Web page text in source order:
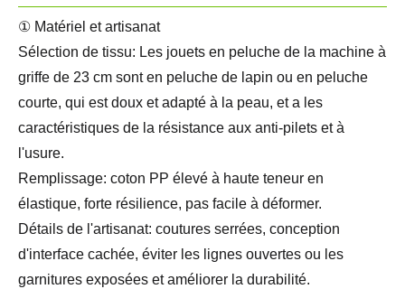
① Matériel et artisanat
Sélection de tissu: Les jouets en peluche de la machine à
griffe de 23 cm sont en peluche de lapin ou en peluche
courte, qui est doux et adapté à la peau, et a les
caractéristiques de la résistance aux anti-pilets et à
l'usure.
Remplissage: coton PP élevé à haute teneur en
élastique, forte résilience, pas facile à déformer.
Détails de l'artisanat: coutures serrées, conception
d'interface cachée, éviter les lignes ouvertes ou les
garnitures exposées et améliorer la durabilité.